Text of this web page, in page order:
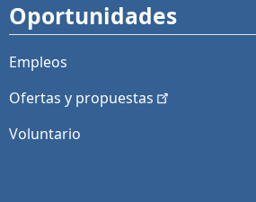
Oportunidades
Empleos
Ofertas y propuestas
Voluntario